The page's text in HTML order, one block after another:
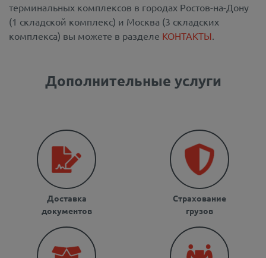
терминальных комплексов в городах Ростов-на-Дону
(1 складской комплекс) и Москва (3 складских
комплекса) вы можете в разделе КОНТАКТЫ.
Дополнительные услуги
Доставка
документов
Страхование
грузов